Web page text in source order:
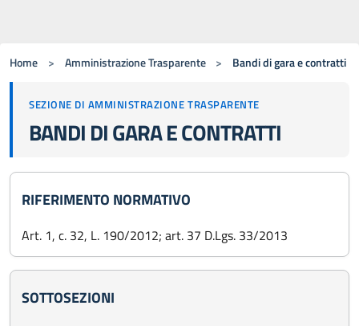
PROFESSIONE
AGGIORNAMENTO PROFESSIONALE
Home > Amministrazione Trasparente > Bandi di gara e contratti
SEZIONE DI AMMINISTRAZIONE TRASPARENTE
BANDI DI GARA E CONTRATTI
RIFERIMENTO NORMATIVO
Art. 1, c. 32, L. 190/2012; art. 37 D.Lgs. 33/2013
SOTTOSEZIONI